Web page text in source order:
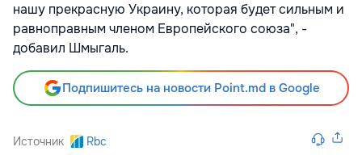
нашу прекрасную Украину, которая будет сильным и
равноправным членом Европейского союза", -
добавил Шмыгаль.
Подпишитесь на новости Point.md в Google
Источник Rbc